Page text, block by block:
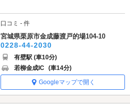
口コミ - 件
宮城県栗原市金成藤渡戸的場104-10
0228-44-2030
有壁駅 (車10分)
若柳金成IC (車14分)
Googleマップで開く